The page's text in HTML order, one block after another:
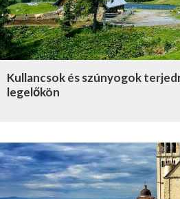
Kullancsok és szúnyogok
legelőkön